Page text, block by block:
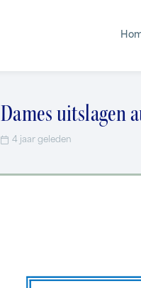
Dames uitslagen
4 jaar geleden